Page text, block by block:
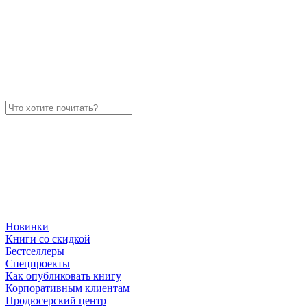
Новинки
Книги со скидкой
Бестселлеры
Спецпроекты
Как опубликовать книгу
Корпоративным клиентам
Продюсерский центр